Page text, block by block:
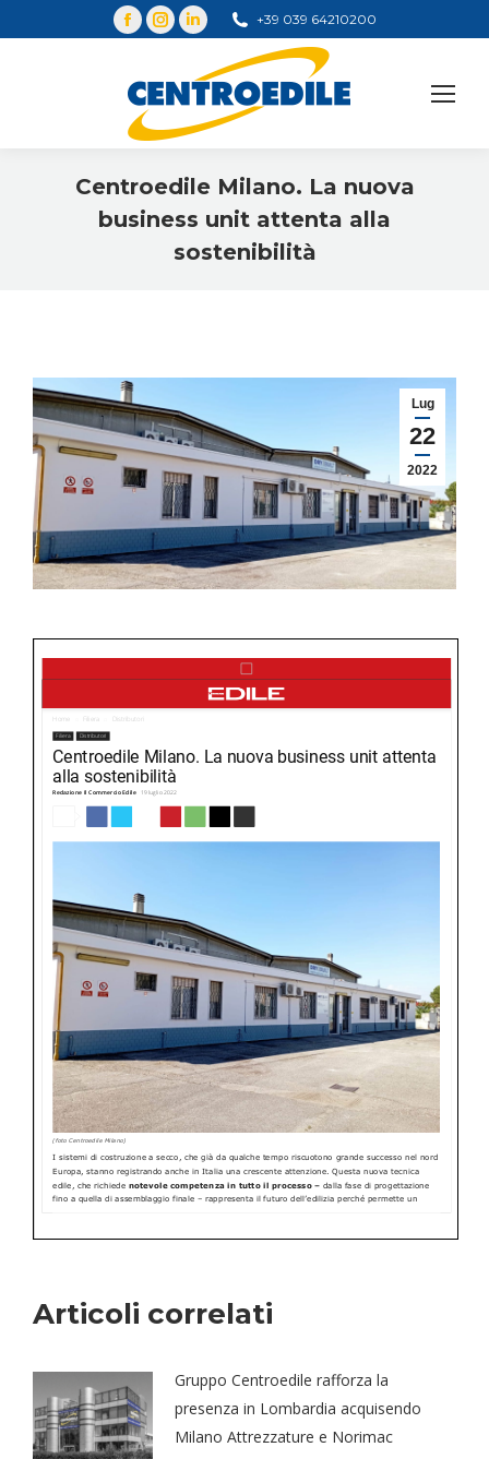
+39 039 64210200
Centroedile Milano. La nuova
business unit attenta alla
sostenibilità
Lug
22
2022
Articoli correlati
Gruppo Centroedile rafforza la
presenza in Lombardia acquisendo
Milano Attrezzature e Norimac